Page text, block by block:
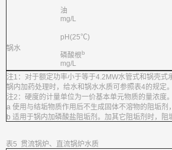
油
mg/L
锅水
pH(25℃)
磷酸根b
mg/L
注1：对于额定功率小于等于4.2MW水管式和锅壳
锅内加药处理时，给水和锅水水质可参照表4的规定。
注2：硬度的计量单位为一价基本单元物质的量浓度。
a 使用与结垢物质作用后不生成固体不溶物的阻垢
b 适用于锅内加磷酸盐阻垢剂。加其它阻垢剂时，
表5 贯流锅炉、直流锅炉水质